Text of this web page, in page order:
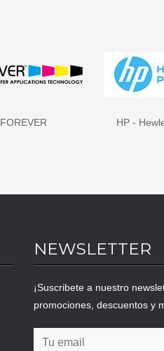
FOREVER HP -
NEWSLETTER
¡Suscribete a nuestro
promociones, descuentos y